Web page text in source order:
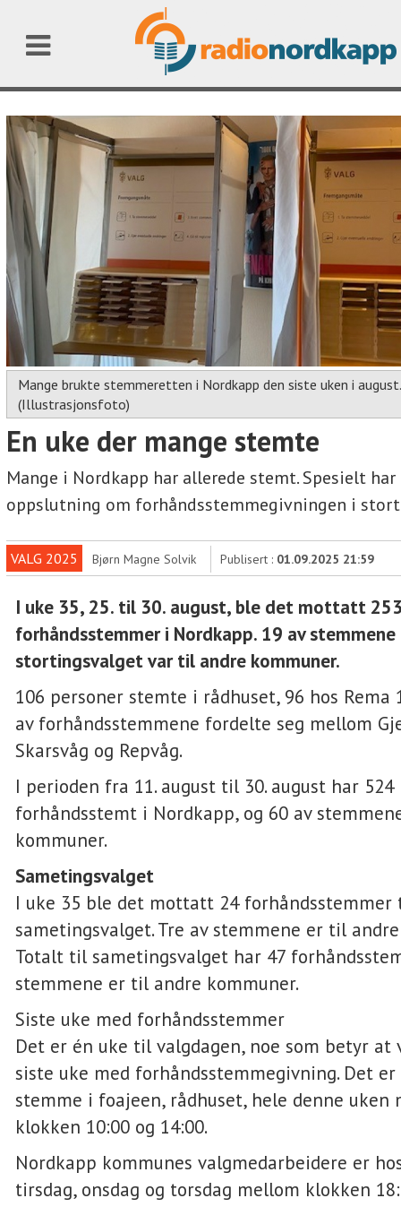
Mange brukte stemmeretten i Nordkapp den siste uken i august.
(Illustrasjonsfoto)
En uke der mange stemte
Mange i Nordkapp har allerede stemt. Spesielt
oppslutning om forhåndsstemmegivningen i
VALG 2025 Bjørn Magne Solvik Publisert : 01.09.2025 21:59
I uke 35, 25. til 30. august, ble det mottatt
forhåndsstemmer i Nordkapp. 19 av
stortingsvalget var til andre kommuner.
106 personer stemte i rådhuset, 96 hos Rema
av forhåndsstemmene fordelte seg mellom
Skarsvåg og Repvåg.
I perioden fra 11. august til 30. august har 524
forhåndsstemt i Nordkapp, og 60 av
kommuner.
Sametingsvalget
I uke 35 ble det mottatt 24 forhåndsstemmer
sametingsvalget. Tre av stemmene er til
Totalt til sametingsvalget har 47
stemmene er til andre kommuner.
Siste uke med forhåndsstemmer
Det er én uke til valgdagen, noe som betyr at
siste uke med forhåndsstemmegivning. Det
stemme i foajeen, rådhuset, hele denne uken
klokken 10:00 og 14:00.
Nordkapp kommunes valgmedarbeidere er
tirsdag, onsdag og torsdag mellom klokken